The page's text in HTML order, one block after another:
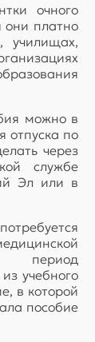
очного
они платно
училищах,
можно в
отпуска по
через
службе
Эл или в
период
учебного
в которой
пособие